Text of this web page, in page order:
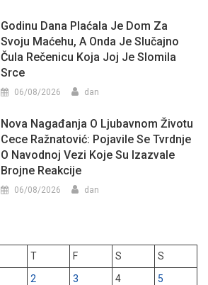
Godinu Dana Plaćala Je Dom Za
Svoju Maćehu, A Onda Je Slučajno
Čula Rečenicu Koja Joj Je Slomila
Srce
06/08/2026 dan
Nova Nagađanja O Ljubavnom Životu
Cece Ražnatović: Pojavile Se Tvrdnje
O Navodnoj Vezi Koje Su Izazvale
Brojne Reakcije
06/08/2026 dan
T F S
S
2 3 4
5